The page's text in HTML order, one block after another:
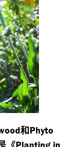
和Phyto
《Planting in